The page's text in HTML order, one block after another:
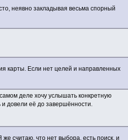
неявно закладывая весьма спорный
карты. Если нет целей и направленных
деле хочу услышать конкретную
довели её до завершённости.
считаю, что нет выбора, есть поиск, и